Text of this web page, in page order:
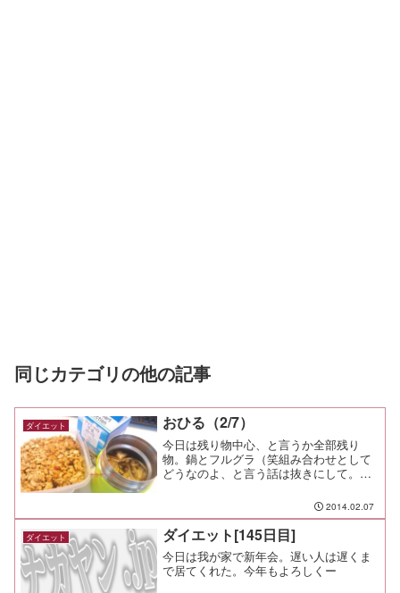
同じカテゴリの他の記事
ダイエット おひる（2/7）
今日は残り物中心、と言うか全部残り
物。鍋とフルグラ（笑組み合わせとして
どうなのよ、と言う話は抜きにして。鍋
けど、思った以上に温度キープしてて驚
き。前から持っていたのに使っていなか
ったけど、いいねコレ。それ...
2014.02.07
ダイエット ダイエット[145日目]
今日は我が家で新年会。遅い人は遅くま
で居てくれた。今年もよろしくー